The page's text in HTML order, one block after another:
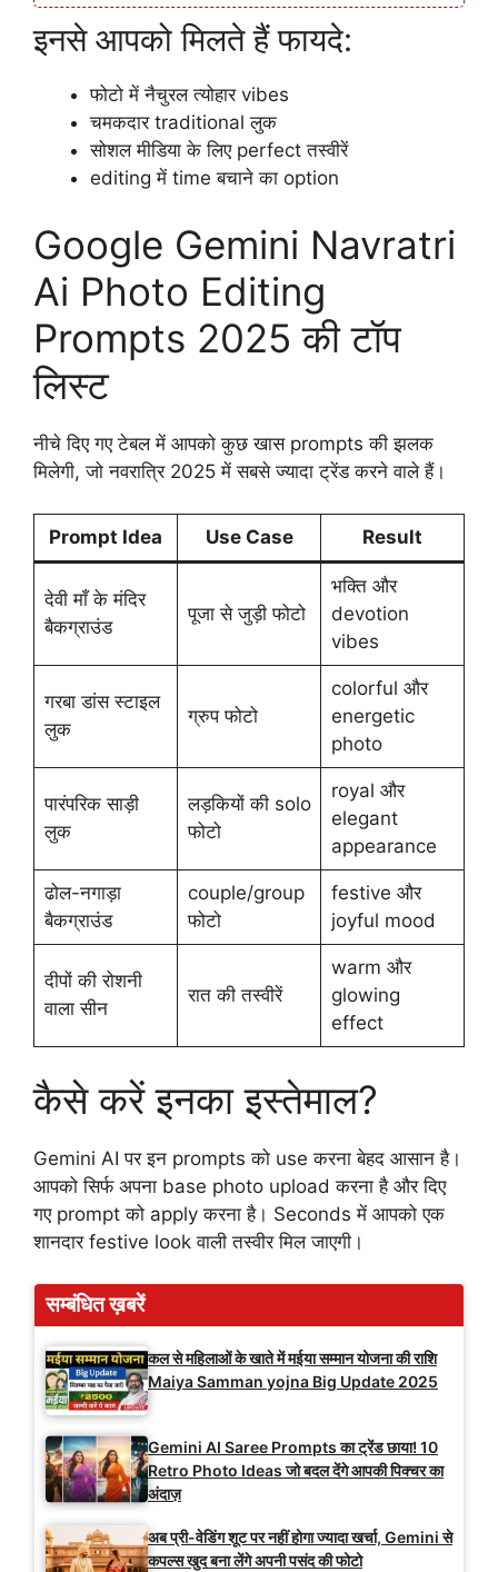
इनसे आपको मिलते हैं फायदे:
फोटो में नैचुरल त्योहार vibes
चमकदार traditional लुक
सोशल मीडिया के लिए perfect तस्वीरें
editing में time बचाने का option
Google Gemini Navratri
Ai Photo Editing
Prompts 2025 की टॉप
लिस्ट
नीचे दिए गए टेबल में आपको कुछ खास prompts की झलक
मिलेगी, जो नवरात्रि 2025 में सबसे ज्यादा ट्रेंड करने वाले हैं।
Prompt Idea Use Case Result
देवी माँ के मंदिर
बैकग्राउंड
पूजा से जुड़ी फोटो
भक्ति और
devotion
vibes
गरबा डांस स्टाइल
लुक
ग्रुप फोटो
colorful और
energetic
photo
पारंपरिक साड़ी
लुक
लड़कियों की solo
फोटो
royal और
elegant
appearance
ढोल-नगाड़ा
बैकग्राउंड
couple/group
फोटो
festive और
joyful mood
दीपों की रोशनी
वाला सीन
रात की तस्वीरें
warm और
glowing
effect
कैसे करें इनका इस्तेमाल?
Gemini AI पर इन prompts को use करना बेहद आसान है।
आपको सिर्फ अपना base photo upload करना है और दिए
गए prompt को apply करना है। Seconds में आपको एक
शानदार festive look वाली तस्वीर मिल जाएगी।
सम्बंधित ख़बरें
कल से महिलाओं के खाते में मईया सम्मान योजना की राशि
Maiya Samman yojna Big Update 2025
Gemini AI Saree Prompts का ट्रेंड छाया! 10
Retro Photo Ideas जो बदल देंगे आपकी पिक्चर का
अंदाज़
अब प्री-वेडिंग शूट पर नहीं होगा ज्यादा खर्चा, Gemini से
कपल्स खुद बना लेंगे अपनी पसंद की फोटो